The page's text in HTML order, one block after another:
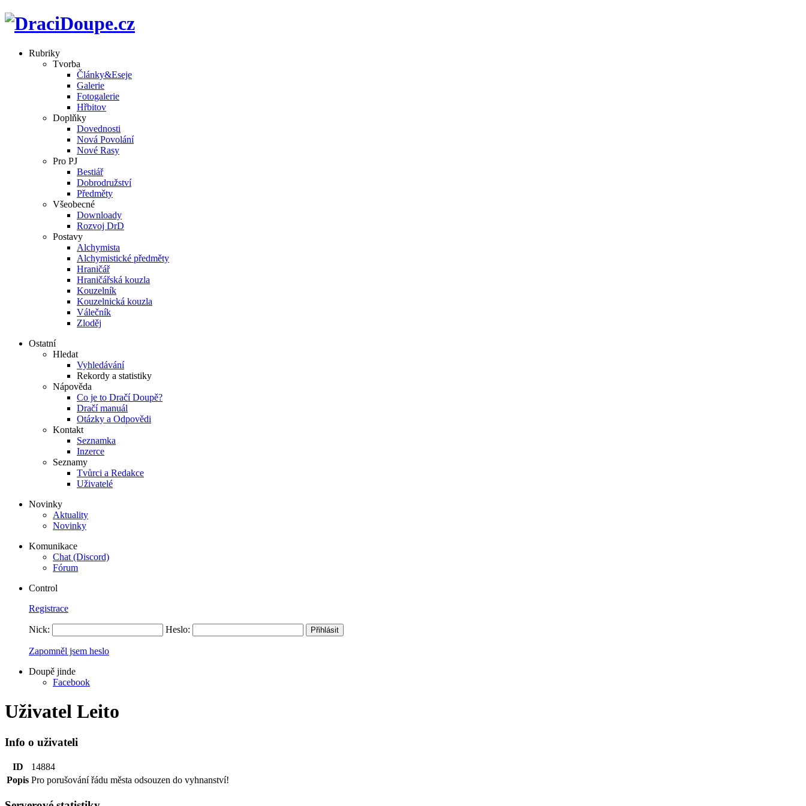
Rubriky
Tvorba
Články&Eseje
Galerie
Fotogalerie
Hřbitov
Doplňky
Dovednosti
Nová Povolání
Nové Rasy
Pro PJ
Bestiář
Dobrodružství
Předměty
Všeobecné
Downloady
Rozvoj DrD
Postavy
Alchymista
Alchymistické předměty
Hraničář
Hraničářská kouzla
Kouzelník
Kouzelnická kouzla
Válečník
Zloděj
Ostatní
Hledat
Vyhledávání
Rekordy a statistiky
Nápověda
Co je to Dračí Doupě?
Dračí manuál
Otázky a Odpovědi
Kontakt
Seznamka
Inzerce
Seznamy
Tvůrci a Redakce
Uživatelé
Novinky
Aktuality
Novinky
Komunikace
Chat (Discord)
Fórum
Control
Registrace
Nick: Heslo:
Zapomněl jsem heslo
Doupě jinde
Facebook
Uživatel Leito
Info o uživateli
ID
14884
Popis Pro porušování řádu města odsouzen do vyhnanství!